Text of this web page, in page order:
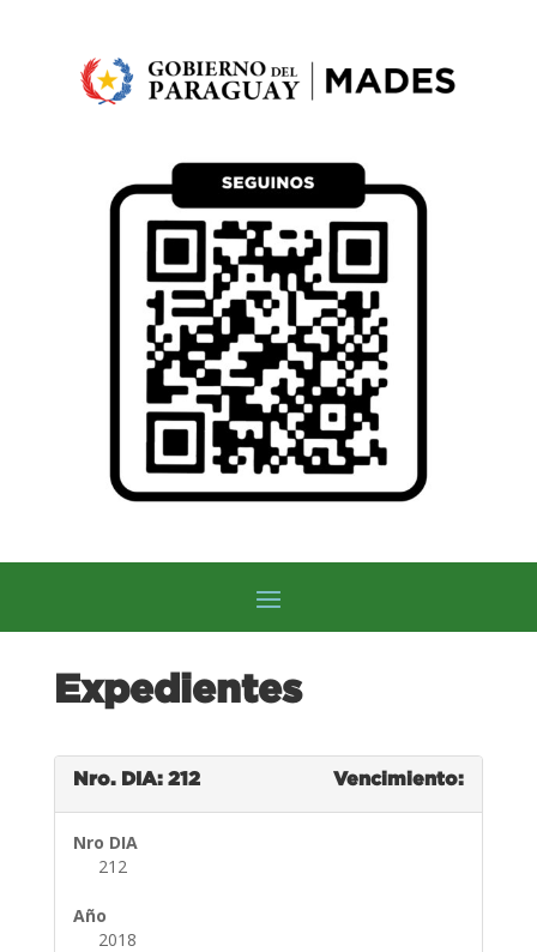
Expedientes
Nro. DIA: 212 Vencimiento:
Nro DIA
212
Año
2018